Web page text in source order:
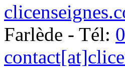
Farlède - Tél: